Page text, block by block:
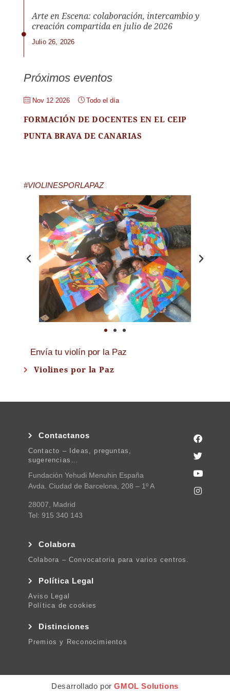
Arte en Escena: colaboración, intercambio y
creación compartida en julio de 2026
Julio 26, 2026
Próximos eventos
Nov 12 2026 Todo el día
FORMACIÓN DE DOCENTES EN EL CEIP
PUNTA BRAVA DE CANARIAS
#VIOLINESPORLAPAZ
Envía tu violín por la Paz
Violines por la Paz
Contactanos
Contacto – Ideas, preguntas,
sugerencias…
Fundación Yehudi Menuhin España
Avda. Ciudad de Barcelona, 208 – 1º A
28007, Madrid
Tel: 915 340 143
Colabora
Colabora – Convocatoria para varios centros.
Política Legal
Aviso Legal
Política de cookies
Distinciones
Premios y Reconocimientos
Desarrollado porGMOL Solutions